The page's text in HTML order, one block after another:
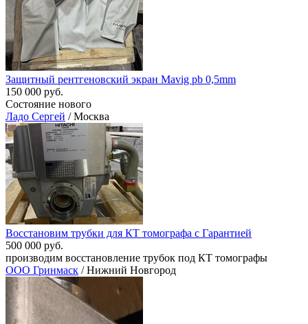
Защитный рентгеновский экран Mavig pb 0,5mm
150 000 руб.
Состояние нового
Ладо Сергей / Москва
Восстановим трубки для КТ томографа с Гарантией
500 000 руб.
производим восстановление трубок под КТ томографы
ООО Гринмаск / Нижний Новгород